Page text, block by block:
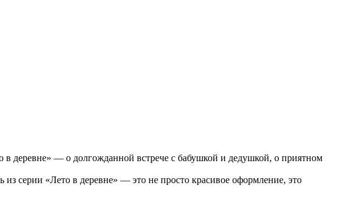
в деревне» — о долгожданной встрече с бабушкой и дедушкой, о приятном
серии «Лето в деревне» — это не просто красивое оформление, это